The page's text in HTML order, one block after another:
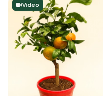
Video